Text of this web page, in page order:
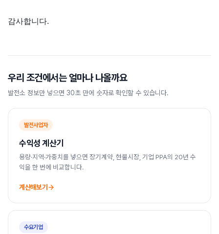
감사합니다.
우리 조건에서는 얼마나 나올까요
발전소 정보만 넣으면 30초 만에 숫자로 확인할 수 있습니다.
발전사업자
수익성 계산기
용량·지역·가중치를 넣으면 장기계약, 현물시장, 기업 PPA의 20년 수
익을 한 번에 비교합니다.
계산해보기
수요기업